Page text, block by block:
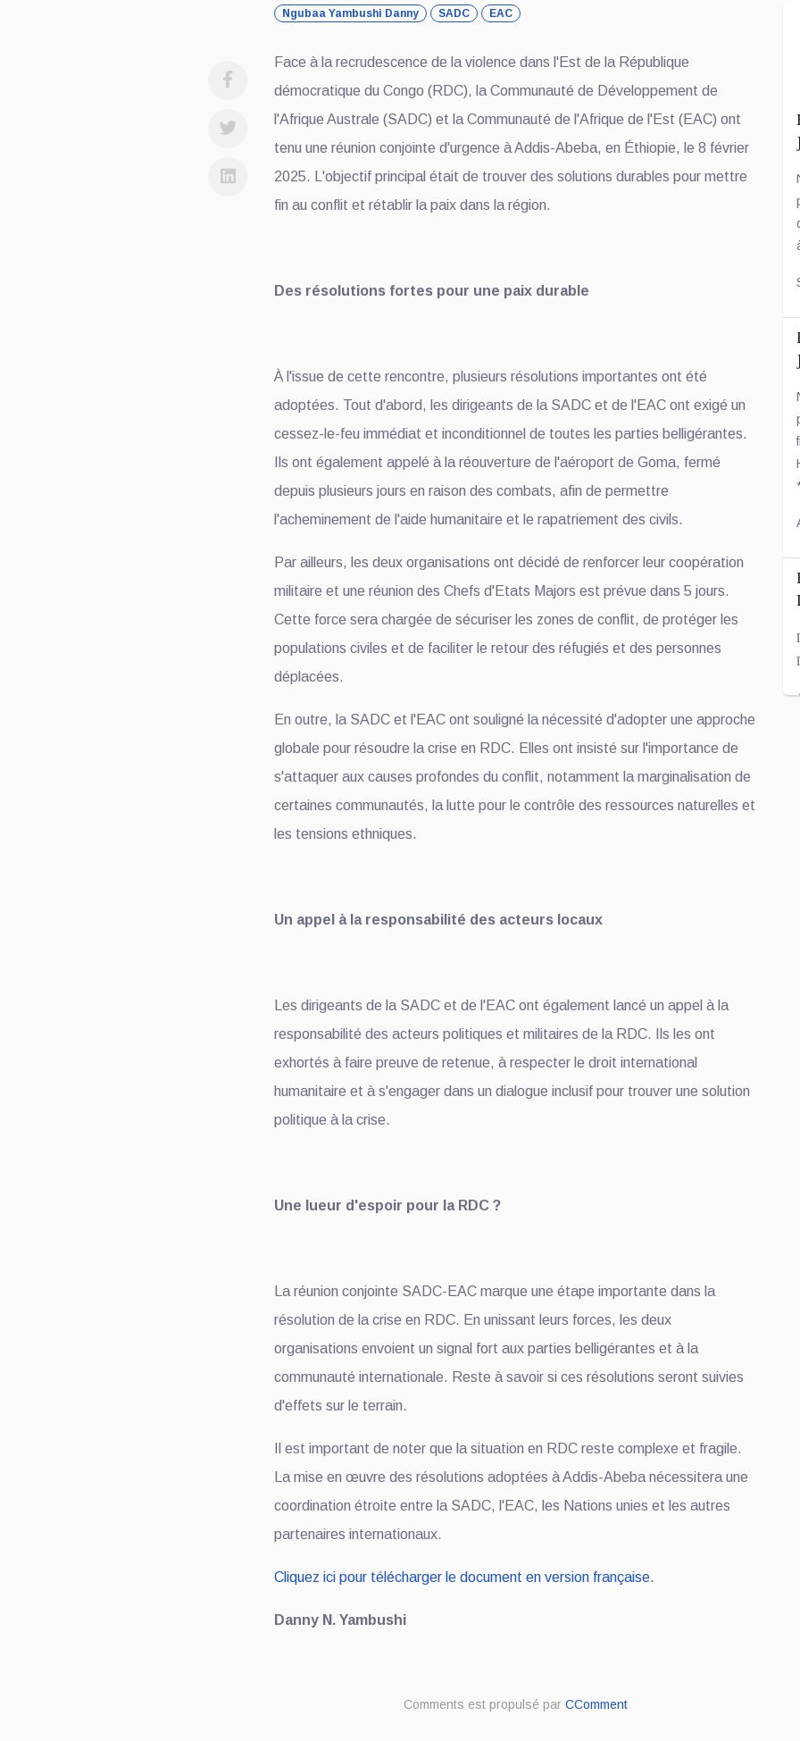
Ngubaa Yambushi Danny SADC EAC
Face à la recrudescence de la violence dans l'Est de la République
démocratique du Congo (RDC), la Communauté de Développement de
l'Afrique Australe (SADC) et la Communauté de l'Afrique de l'Est (EAC) ont
tenu une réunion conjointe d'urgence à Addis-Abeba, en Éthiopie, le 8 février
2025. L'objectif principal était de trouver des solutions durables pour mettre
fin au conflit et rétablir la paix dans la région.
Des résolutions fortes pour une paix durable
À l'issue de cette rencontre, plusieurs résolutions importantes ont été
adoptées. Tout d'abord, les dirigeants de la SADC et de l'EAC ont exigé un
cessez-le-feu immédiat et inconditionnel de toutes les parties belligérantes.
Ils ont également appelé à la réouverture de l'aéroport de Goma, fermé
depuis plusieurs jours en raison des combats, afin de permettre
l'acheminement de l'aide humanitaire et le rapatriement des civils.
Par ailleurs, les deux organisations ont décidé de renforcer leur coopération
militaire et une réunion des Chefs d'Etats Majors est prévue dans 5 jours.
Cette force sera chargée de sécuriser les zones de conflit, de protéger les
populations civiles et de faciliter le retour des réfugiés et des personnes
déplacées.
En outre, la SADC et l'EAC ont souligné la nécessité d'adopter une approche
globale pour résoudre la crise en RDC. Elles ont insisté sur l'importance de
s'attaquer aux causes profondes du conflit, notamment la marginalisation de
certaines communautés, la lutte pour le contrôle des ressources naturelles et
les tensions ethniques.
Un appel à la responsabilité des acteurs locaux
Les dirigeants de la SADC et de l'EAC ont également lancé un appel à la
responsabilité des acteurs politiques et militaires de la RDC. Ils les ont
exhortés à faire preuve de retenue, à respecter le droit international
humanitaire et à s'engager dans un dialogue inclusif pour trouver une solution
politique à la crise.
Une lueur d'espoir pour la RDC ?
La réunion conjointe SADC-EAC marque une étape importante dans la
résolution de la crise en RDC. En unissant leurs forces, les deux
organisations envoient un signal fort aux parties belligérantes et à la
communauté internationale. Reste à savoir si ces résolutions seront suivies
d'effets sur le terrain.
Il est important de noter que la situation en RDC reste complexe et fragile.
La mise en œuvre des résolutions adoptées à Addis-Abeba nécessitera une
coordination étroite entre la SADC, l'EAC, les Nations unies et les autres
partenaires internationaux.
Cliquez ici pour télécharger le document en version française.
Danny N. Yambushi
Comments est propulsé par CComment